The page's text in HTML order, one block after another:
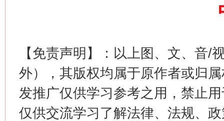
【免责声明】：以上图、文、音/
外），其版权均属于原作者或归
发推广仅供学习参考之用，禁止
仅供交流学习了解法律、法规、
“刷贴”乱象丛生
生